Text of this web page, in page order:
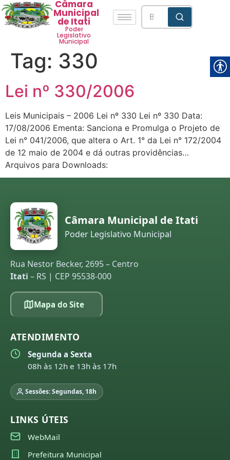
Câmara
Municipal
de Itati
Poder
Legislativo
Municipal
Tag: 330
Lei nº 330/2006
Leis Municipais – 2006 Lei nº 330 Lei nº 330 Data:
17/08/2006 Ementa: Sanciona e Promulga o Projeto de
Lei n° 041/2006, que altera o Art. 1° da Lei n° 172/2004
de 12 maio de 2004 e dá outras providências…
Arquivos para Downloads:
Câmara Municipal de Itati
Poder Legislativo Municipal
Rua Nestor Becker, 2695 – Centro
Itati – RS | CEP 95538-000
Mapa do Site
ATENDIMENTO
Segunda a Sexta
08h às 12h e 13h às 17h
Sessões: Segundas, 18h
LINKS ÚTEIS
WebMail
Prefeitura Municipal